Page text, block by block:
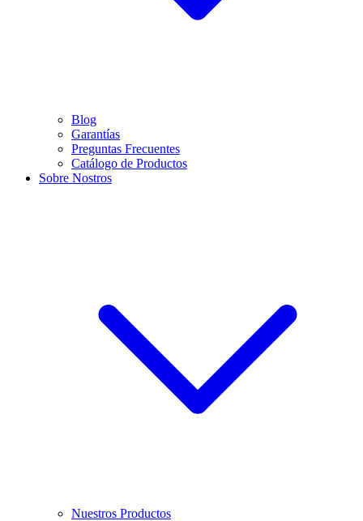
Blog
Garantías
Preguntas Frecuentes
Catálogo de Productos
Sobre Nostros
Nuestros Productos